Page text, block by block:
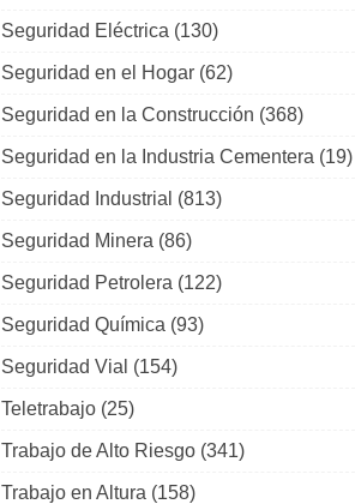
Seguridad Eléctrica (130)
Seguridad en el Hogar (62)
Seguridad en la Construcción (368)
Seguridad en la Industria Cementera (19)
Seguridad Industrial (813)
Seguridad Minera (86)
Seguridad Petrolera (122)
Seguridad Química (93)
Seguridad Vial (154)
Teletrabajo (25)
Trabajo de Alto Riesgo (341)
Trabajo en Altura (158)